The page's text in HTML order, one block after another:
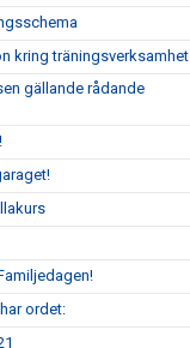
kring träningsverksamhet
gällande rådande
ordet: